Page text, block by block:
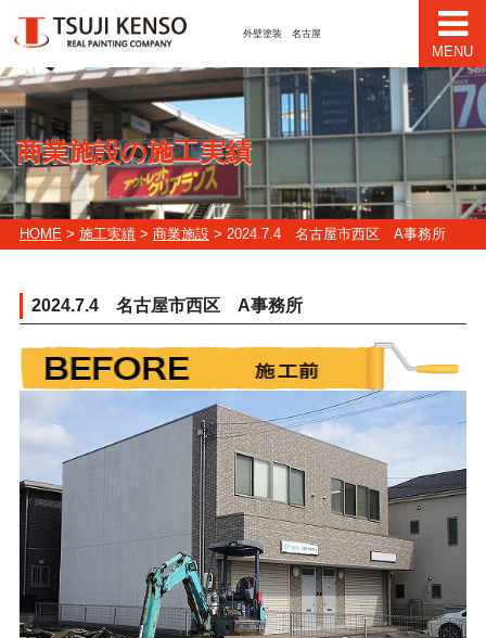
外壁塗装 名古屋
MENU
商業施設の施工実績
HOME> 施工実績> 商業施設> 2024.7.4 名古屋市西区 A事務所
2024.7.4 名古屋市西区 A事務所